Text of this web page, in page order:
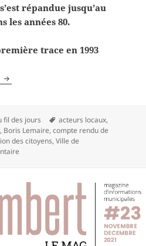
répandue jusqu’au
les années 80.
trace en 1993
Les vœux du maire, à quoi ça
fil des jours
Mots-
clés
acteurs locaux,
, Boris Lemaire,compte rendu de
des citoyens,Ville de